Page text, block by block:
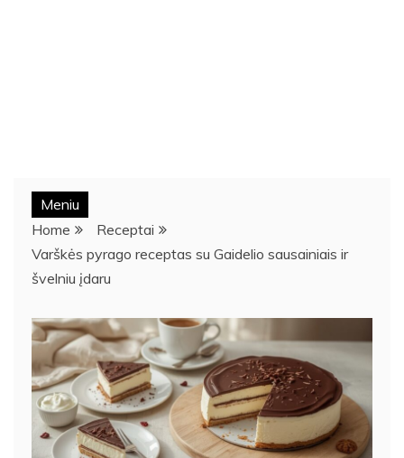
Meniu
Home
Receptai
Varškės pyrago receptas su Gaidelio sausainiais ir
švelniu įdaru